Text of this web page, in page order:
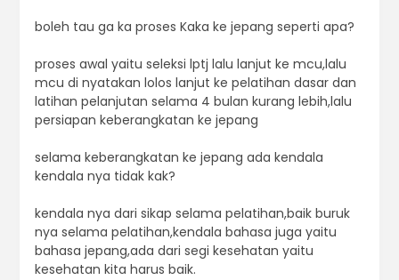
boleh tau ga ka proses Kaka ke jepang seperti apa?
proses awal yaitu seleksi lptj lalu lanjut ke mcu,lalu
mcu di nyatakan lolos lanjut ke pelatihan dasar dan
latihan pelanjutan selama 4 bulan kurang lebih,lalu
persiapan keberangkatan ke jepang
selama keberangkatan ke jepang ada kendala
kendala nya tidak kak?
kendala nya dari sikap selama pelatihan,baik buruk
nya selama pelatihan,kendala bahasa juga yaitu
bahasa jepang,ada dari segi kesehatan yaitu
kesehatan kita harus baik.